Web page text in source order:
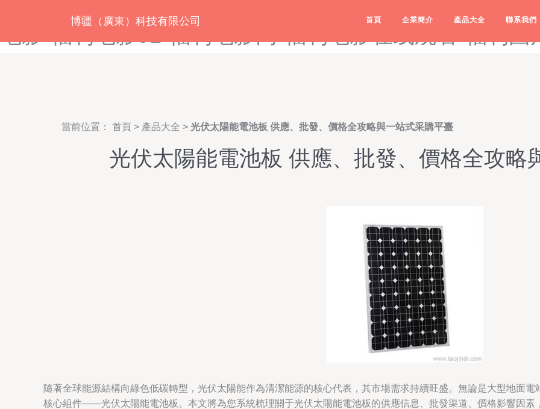
福利导航网址-福利导航在线-福利导航在线播放-福利导
博疆（廣東）科技有限公司 首頁 企業簡介 產品大全 聯系我們
當前位置： 首頁 > 產品大全 > 光伏太陽能電池板 供應、批發、價格全攻略與一站式采購平臺
光伏太陽能電池板 供應、批發、價格全攻略
隨著全球能源結構向綠色低碳轉型，光伏太陽能作為清潔能源的核心代表，其市場需求持續旺盛。無論是大型地面
核心組件——光伏太陽能電池板。本文將為您系統梳理關于光伏太陽能電池板的供應信息、批發渠道、價格影響因素